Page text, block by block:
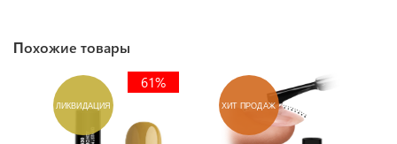
Похожие товары
ЛИКВИДАЦИЯ
61%
ХИТ ПРОДАЖ